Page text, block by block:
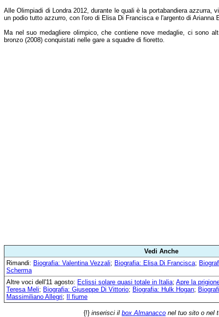
Alle Olimpiadi di Londra 2012, durante le quali è la portabandiera azzurra,
un podio tutto azzurro, con l'oro di Elisa Di Francisca e l'argento di Arianna
Ma nel suo medagliere olimpico, che contiene nove medaglie, ci sono
bronzo (2008) conquistati nelle gare a squadre di fioretto.
Vedi Anche
Rimandi: Biografia: Valentina Vezzali; Biografia: Elisa Di Francisca;
Scherma
Altre voci dell'11 agosto: Eclissi solare quasi totale in Italia; Apre la
Teresa Meli; Biografia: Giuseppe Di Vittorio; Biografia: Hulk Hogan;
Massimiliano Allegri; Il fiume
{!} inserisci il box Almanacco nel tuo sito o nel